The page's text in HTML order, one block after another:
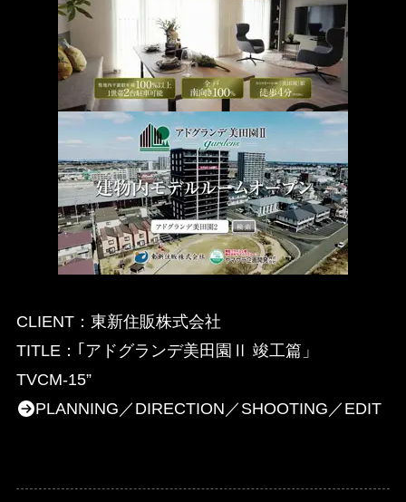
CLIENT：東新住販株式会社
TITLE：｢アドグランデ美田園Ⅱ 竣工篇」
TVCM-15”
PLANNING／DIRECTION／SHOOTING／EDIT